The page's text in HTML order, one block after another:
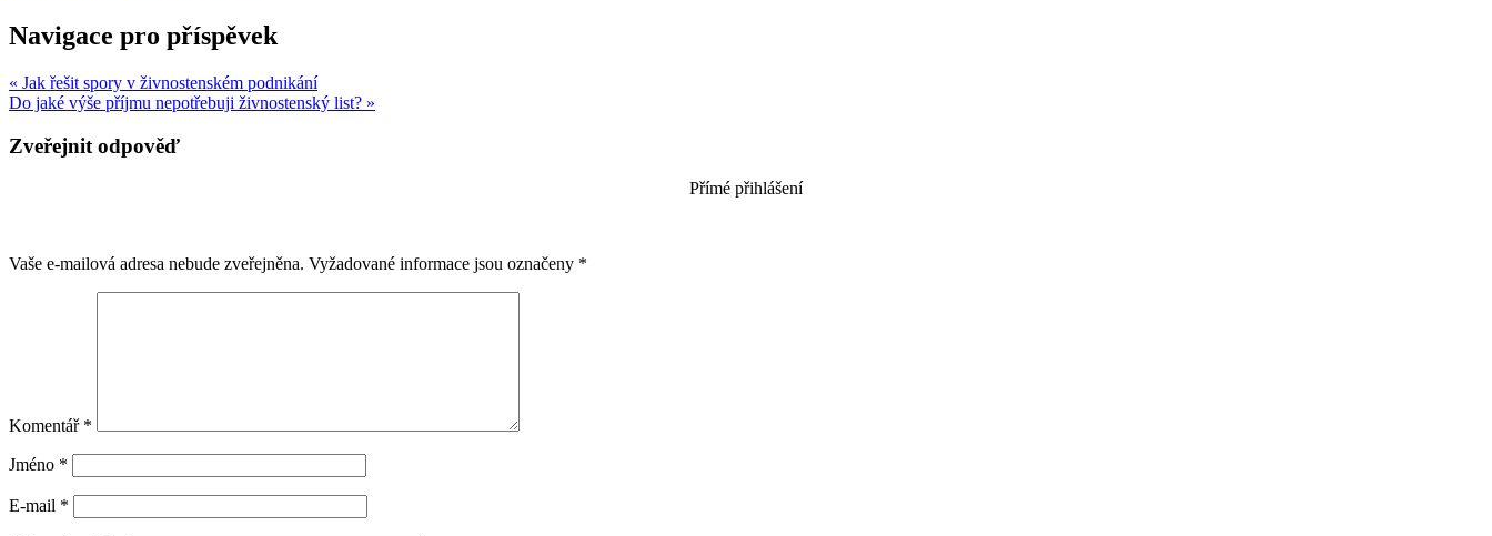
Navigace pro příspěvek
« Jak řešit spory v živnostenském podnikání
Do jaké výše příjmu nepotřebuji živnostenský list? »
Zveřejnit odpověď
Přímé přihlášení
Vaše e-mailová adresa nebude zveřejněna. Vyžadované informace jsou označeny *
Komentář *
Jméno *
E-mail *